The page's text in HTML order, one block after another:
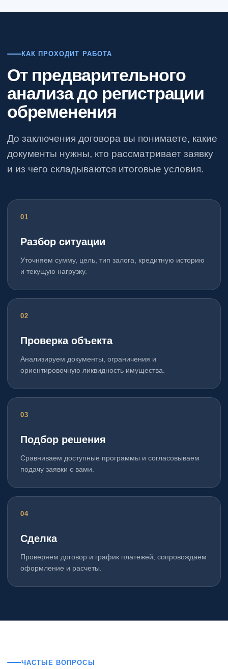
КАК ПРОХОДИТ РАБОТА
От предварительного
анализа до регистрации
обременения
До заключения договора вы понимаете, какие
документы нужны, кто рассматривает заявку
и из чего складываются итоговые условия.
Разбор ситуации
Уточняем сумму, цель, тип залога, кредитную историю
и текущую нагрузку.
Проверка объекта
Анализируем документы, ограничения и
ориентировочную ликвидность имущества.
Подбор решения
Сравниваем доступные программы и согласовываем
подачу заявки с вами.
Сделка
Проверяем договор и график платежей, сопровождаем
оформление и расчеты.
ЧАСТЫЕ ВОПРОСЫ